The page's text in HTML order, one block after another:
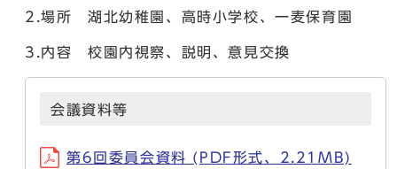
2.場所 湖北幼稚園、高時小学校、一麦保育園
3.内容 校園内視察、説明、意見交換
会議資料等
第6回委員会資料 (PDF形式、2.21MB)